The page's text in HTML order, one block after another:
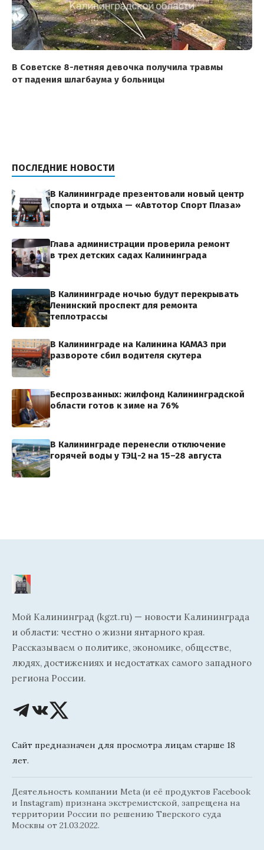
В Советске 8-летняя девочка получила травмы
от падения шлагбаума у больницы
ПОСЛЕДНИЕ НОВОСТИ
В Калининграде презентовали новый центр
спорта и отдыха — «Автотор Спорт Плаза»
Глава администрации проверила ремонт
в трех детских садах Калининграда
В Калининграде ночью будут перекрывать
Ленинский проспект для ремонта
теплотрассы
В Калининграде на Калинина КАМАЗ при
развороте сбил водителя скутера
Беспрозванных: жилфонд Калининградской
области готов к зиме на 76%
В Калининграде перенесли отключение
горячей воды у ТЭЦ-2 на 15–28 августа
Мой Калининград (kgzt.ru) — новости Калининграда
и области: честно о жизни янтарного края.
Рассказываем о политике, экономике, обществе,
людях, достижениях и недостатках самого западного
региона России.
Сайт предназначен для просмотра лицам старше 18
лет.
Деятельность компании Meta (и её продуктов Facebook
и Instagram) признана экстремистской, запрещена на
территории России по решению Тверского суда
Москвы от 21.03.2022.